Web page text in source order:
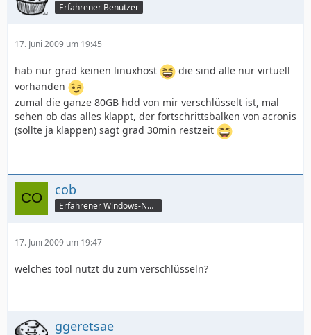
Erfahrener Benutzer
17. Juni 2009 um 19:45
hab nur grad keinen linuxhost
die sind alle nur virtuell
vorhanden
zumal die ganze 80GB hdd von mir verschlüsselt ist, mal
sehen ob das alles klappt, der fortschrittsbalken von acronis
(sollte ja klappen) sagt grad 30min restzeit
cob
Erfahrener Windows-Nutzer
17. Juni 2009 um 19:47
welches tool nutzt du zum verschlüsseln?
ggeretsae